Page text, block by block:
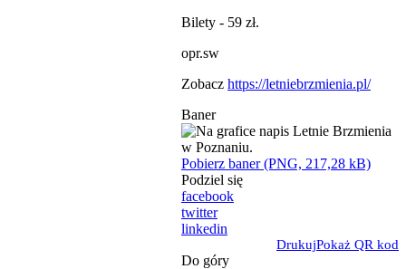
Bilety - 59 zł.
opr.sw
Zobacz https://letniebrzmienia.pl/
Baner
Pobierz baner (PNG, 217,28 kB)
Podziel się
facebook
twitter
linkedin
DrukujPokaż QR kod
Do góry